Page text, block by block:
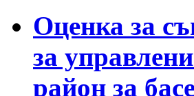
Оценка за
за
район за